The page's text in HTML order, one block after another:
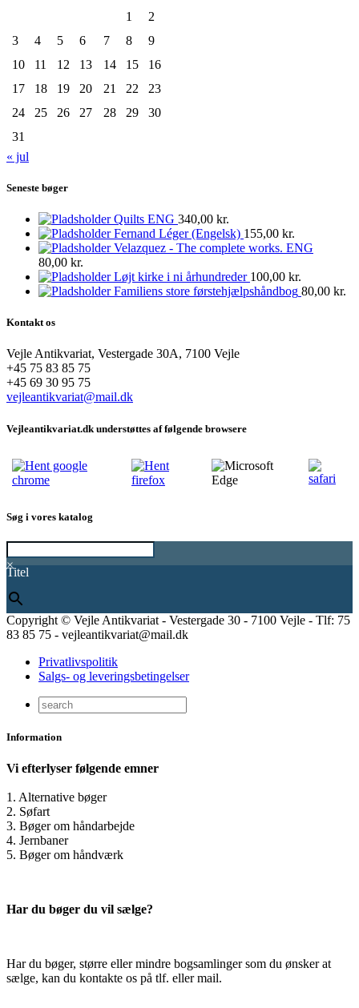
1
2
3
4 5 6 7 8
9
10
11 12 13 14 15
16
17
18 19 20 21 22
23
24
25 26 27 28 29
30
31
« jul
Seneste bøger
Quilts ENG 340,00 kr.
Fernand Léger (Engelsk) 155,00 kr.
Velazquez - The complete works. ENG
80,00 kr.
Løjt kirke i ni århundreder 100,00 kr.
Familiens store førstehjælpshåndbog 80,00 kr.
Kontakt os
Vejle Antikvariat, Vestergade 30A, 7100 Vejle
+45 75 83 85 75
+45 69 30 95 75
vejleantikvariat@mail.dk
Vejleantikvariat.dk understøttes af følgende browsere
Søg i vores katalog
×
Titel
Copyright © Vejle Antikvariat - Vestergade 30 - 7100 Vejle - Tlf: 75
83 85 75 - vejleantikvariat@mail.dk
Privatlivspolitik
Salgs- og leveringsbetingelser
Information
Vi efterlyser følgende emner
1. Alternative bøger
2. Søfart
3. Bøger om håndarbejde
4. Jernbaner
5. Bøger om håndværk
Har du bøger du vil sælge?
Har du bøger, større eller mindre bogsamlinger som du ønsker at
sælge, kan du kontakte os på tlf. eller mail.